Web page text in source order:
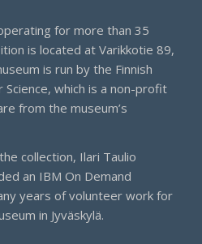
for more than 35
is located at Varikkotie 89,
is run by the Finnish
which is a non-profit
from the museum’s
collection, Ilari Taulio
an IBM On Demand
years of volunteer work for
in Jyväskylä.